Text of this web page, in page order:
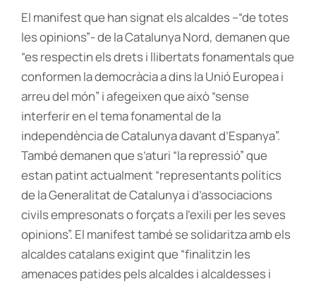
El manifest que han signat els alcaldes –“de totes
les opinions”- de la Catalunya Nord, demanen que
“es respectin els drets i llibertats fonamentals que
conformen la democràcia a dins la Unió Europea i
arreu del món” i afegeixen que això “sense
interferir en el tema fonamental de la
independència de Catalunya davant d’Espanya”.
També demanen que s’aturi “la repressió” que
estan patint actualment “representants polítics
de la Generalitat de Catalunya i d’associacions
civils empresonats o forçats a l’exili per les seves
opinions”. El manifest també se solidaritza amb els
alcaldes catalans exigint que “finalitzin les
amenaces patides pels alcaldes i alcaldesses i